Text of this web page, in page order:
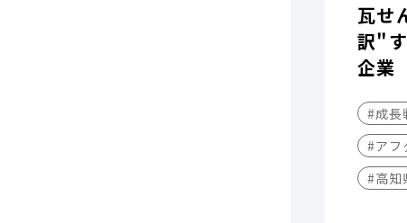
瓦せ
訳"す
企業
#成長
#アフ
#高知